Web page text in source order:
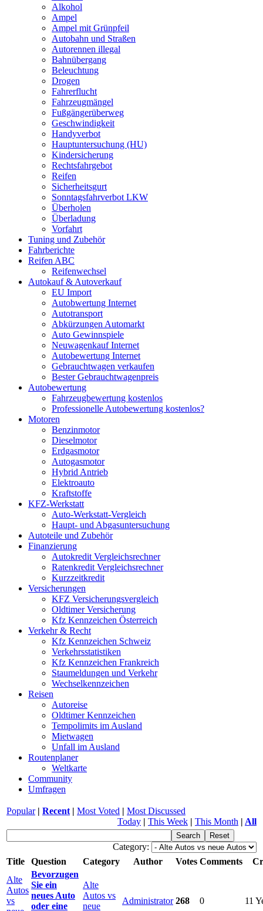
Alkohol
Ampel
Ampel mit Grünpfeil
Autobahn und Straßen
Autorennen illegal
Bahnübergang
Beleuchtung
Drogen
Fahrerflucht
Fahrzeugmängel
Fußgängerüberweg
Geschwindigkeit
Handyverbot
Hauptuntersuchung (HU)
Kindersicherung
Rechtsfahrgebot
Reifen
Sicherheitsgurt
Sonntagsfahrverbot LKW
Überholen
Überladung
Vorfahrt
Tuning und Zubehör
Fahrberichte
Reifen ABC
Reifenwechsel
Autokauf & Autoverkauf
EU Import
Autobwertung Internet
Autotransport
Abkürzungen Automarkt
Auto Gewinnspiele
Neuwagenkauf Internet
Autobewertung Internet
Gebrauchtwagen verkaufen
Bester Gebrauchtwagenpreis
Autobewertung
Fahrzeugbewertung kostenlos
Professionelle Autobewertung kostenlos?
Motoren
Benzinmotor
Dieselmotor
Erdgasmotor
Autogasmotor
Hybrid Antrieb
Elektroauto
Kraftstoffe
KFZ-Werkstatt
Auto-Werkstatt-Vergleich
Haupt- und Abgasuntersuchung
Autoteile und Zubehör
Finanzierung
Autokredit Vergleichsrechner
Ratenkredit Vergleichsrechner
Kurzzeitkredit
Versicherungen
KFZ Versicherungsvergleich
Oldtimer Versicherung
Kfz Kennzeichen Österreich
Verkehr & Recht
Kfz Kennzeichen Schweiz
Verkehrsstatistiken
Kfz Kennzeichen Frankreich
Staumeldungen und Verkehr
Wechselkennzeichen
Reisen
Autoreise
Oldtimer Kennzeichen
Tempolimits im Ausland
Mietwagen
Unfall im Ausland
Routenplaner
Weltkarte
Community
Umfragen
Popular| Recent | Most Voted | Most Discussed
Today | This Week | This Month | All
Category:
Title
Question Category Author Votes Comments
Alte
Autos
vs
Bevorzugen
Sie ein
neues Auto
oder eine
Alte
Autos vs
neue
Administrator 268 0 11